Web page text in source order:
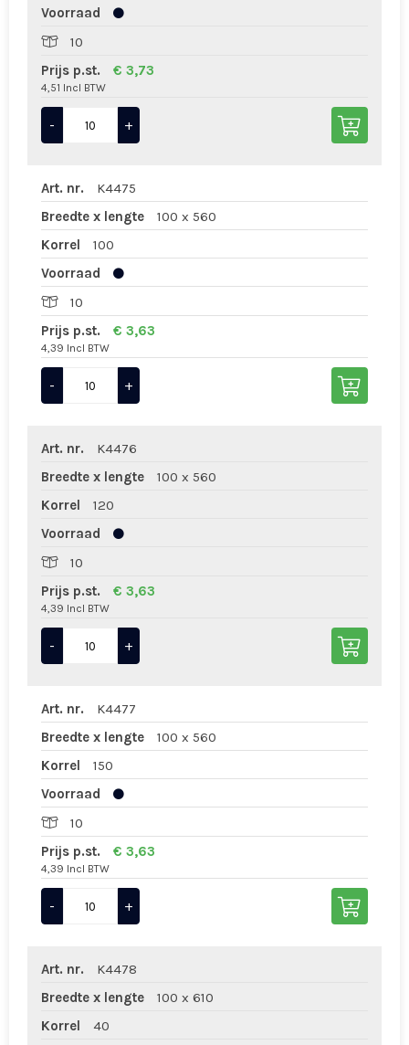
Voorraad
10
Prijs p.st.
€ 3,73
4,51 Incl BTW
- +
Art. nr.
K4475
Breedte x lengte
100 x 560
Korrel
100
Voorraad
10
Prijs p.st.
€ 3,63
4,39 Incl BTW
- +
Art. nr.
K4476
Breedte x lengte
100 x 560
Korrel
120
Voorraad
10
Prijs p.st.
€ 3,63
4,39 Incl BTW
- +
Art. nr.
K4477
Breedte x lengte
100 x 560
Korrel
150
Voorraad
10
Prijs p.st.
€ 3,63
4,39 Incl BTW
- +
Art. nr.
K4478
Breedte x lengte
100 x 610
Korrel
40